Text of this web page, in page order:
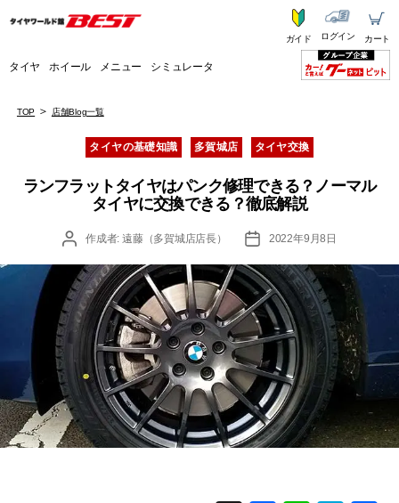
タイヤ ホイール メニュー シミュレータ
ガイド ログイン カート
TOP 店舗Blog一覧
カ
テ
リ
ー
タイヤの基礎知識 多賀城店 タイヤ交換
ランフラットタイヤはパンク修理できる？ノーマル
タイヤに交換できる？徹底解説
投
作成者: 遠藤（多賀城店店長）
投
日
2022年9月8日